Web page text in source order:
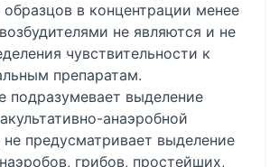
в концентрации менее
не являются и не
чувствительности к
препаратам.
подразумевает выделение
анаэробной
предусматривает выделение
грибов, простейших,